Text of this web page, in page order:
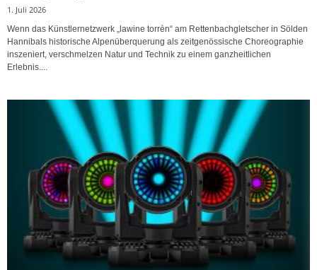
1. Juli 2026
Wenn das Künstlernetzwerk „lawine torrèn“ am Rettenbachgletscher in Sölden
Hannibals historische Alpenüberquerung als zeitgenössische Choreographie
inszeniert, verschmelzen Natur und Technik zu einem ganzheitlichen
Erlebnis....